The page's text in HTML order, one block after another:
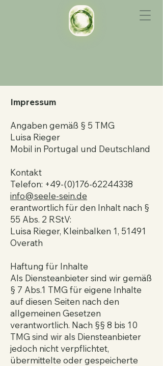
Impressum
Angaben gemäß § 5 TMG
Luisa Rieger
Mobil in Portugal und Deutschland
Kontakt
Telefon: +49-(0)176-62244338
info@seele-sein.de
erantwortlich für den Inhalt nach §
55 Abs. 2 RStV:
Luisa Rieger, Kleinbalken 1, 51491
Overath
Haftung für Inhalte
Als Diensteanbieter sind wir gemäß
§ 7 Abs.1 TMG für eigene Inhalte
auf diesen Seiten nach den
allgemeinen Gesetzen
verantwortlich. Nach §§ 8 bis 10
TMG sind wir als Diensteanbieter
jedoch nicht verpflichtet,
übermittelte oder gespeicherte